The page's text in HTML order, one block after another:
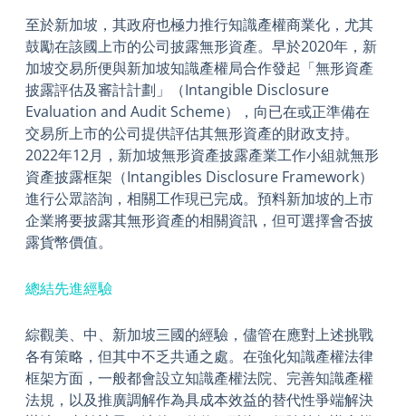
至於新加坡，其政府也極力推行知識產權商業化，尤其
鼓勵在該國上市的公司披露無形資產。早於2020年，新
加坡交易所便與新加坡知識產權局合作發起「無形資產
披露評估及審計計劃」（Intangible Disclosure
Evaluation and Audit Scheme），向已在或正準備在
交易所上市的公司提供評估其無形資產的財政支持。
2022年12月，新加坡無形資產披露產業工作小組就無形
資產披露框架（Intangibles Disclosure Framework）
進行公眾諮詢，相關工作現已完成。預料新加坡的上市
企業將要披露其無形資產的相關資訊，但可選擇會否披
露貨幣價值。
總結先進經驗
綜觀美、中、新加坡三國的經驗，儘管在應對上述挑戰
各有策略，但其中不乏共通之處。在強化知識產權法律
框架方面，一般都會設立知識產權法院、完善知識產權
法規，以及推廣調解作為具成本效益的替代性爭端解決